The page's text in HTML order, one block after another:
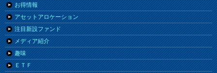
お得情報
アセットアロケーション
注目新設ファンド
メディア紹介
趣味
ＥＴＦ